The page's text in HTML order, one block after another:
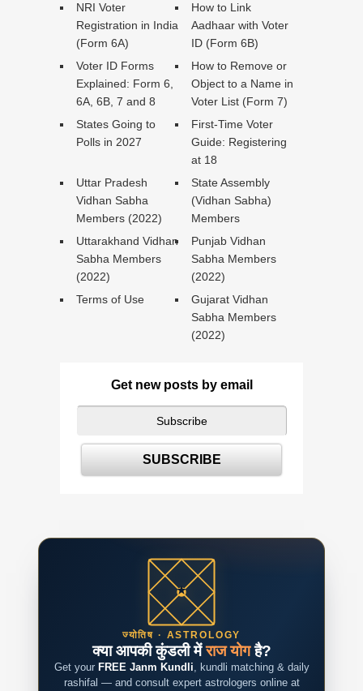
NRI Voter
Registration in India
(Form 6A)
How to Link
Aadhaar with Voter
ID (Form 6B)
Voter ID Forms
Explained: Form 6,
6A, 6B, 7 and 8
How to Remove or
Object to a Name in
Voter List (Form 7)
States Going to
Polls in 2027
First-Time Voter
Guide: Registering
at 18
Uttar Pradesh
Vidhan Sabha
Members (2022)
State Assembly
(Vidhan Sabha)
Members
Uttarakhand Vidhan
Sabha Members
(2022)
Punjab Vidhan
Sabha Members
(2022)
Terms of Use
Gujarat Vidhan
Sabha Members
(2022)
Get new posts by email
ज्योतिष · ASTROLOGY
क्या आपकी कुंडली मेंराज योगहै?
Get your FREE Janm Kundli, kundli matching & daily
rashifal — and consult expert astrologers online at